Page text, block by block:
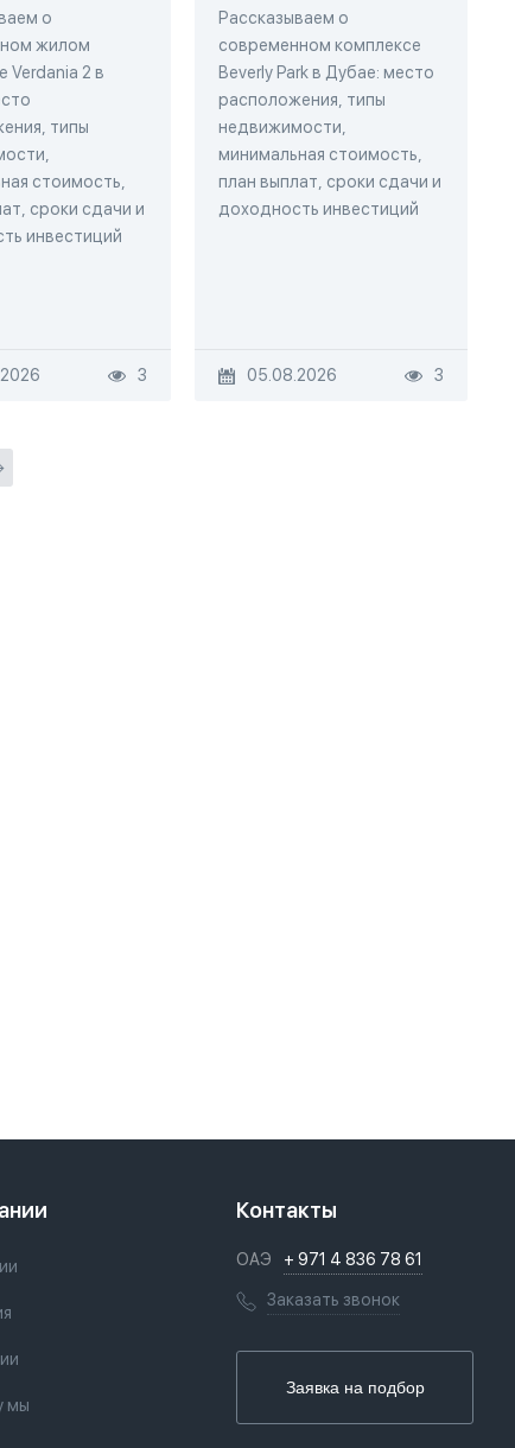
о
жилом
Verdania 2 в
типы
стоимость,
сроки сдачи и
инвестиций
3
Рассказываем о
современном комплексе
Beverly Park в Дубае: место
расположения, типы
недвижимости,
минимальная стоимость,
план выплат, сроки сдачи и
доходность инвестиций
05.08.2026 3
мы
Контакты
ОАЭ + 971 4 836 78 61
Заказать звонок
Заявка на подбор